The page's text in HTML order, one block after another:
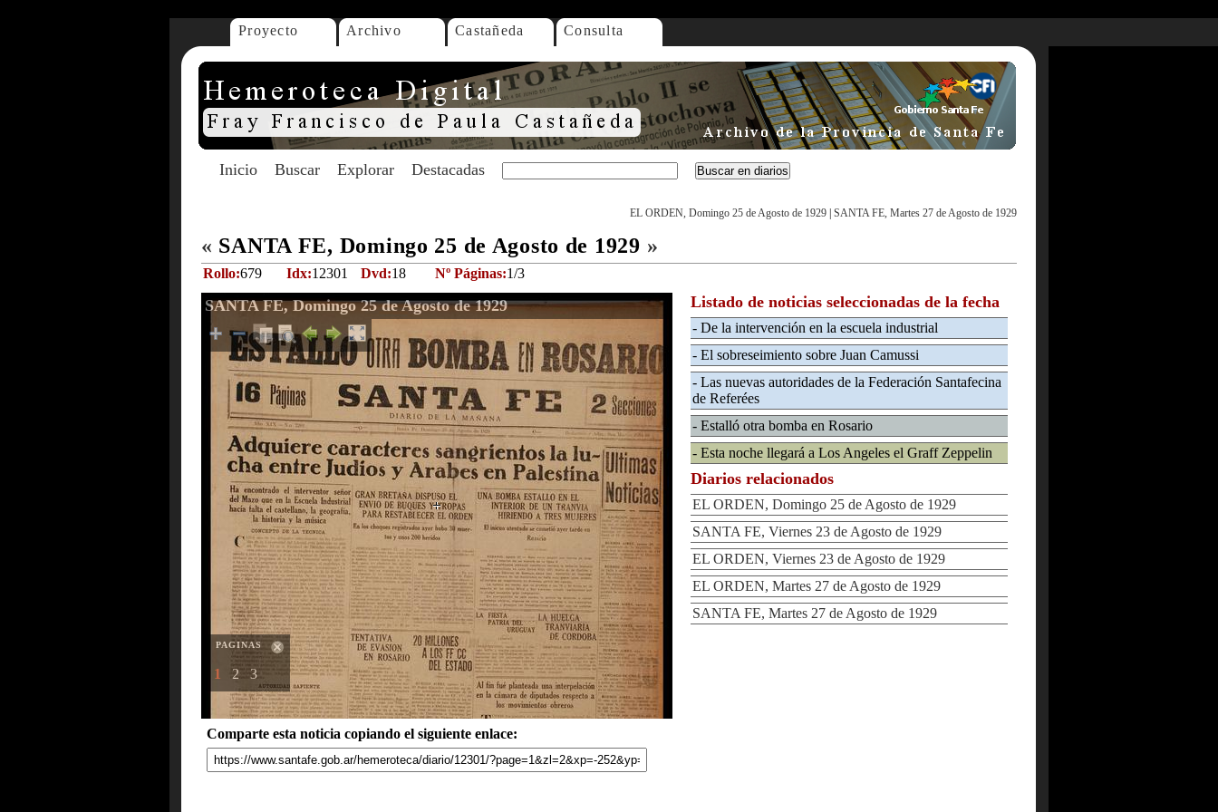
Proyecto Archivo Castañeda Consulta
Inicio Buscar Explorar Destacadas
EL ORDEN, Domingo 25 de Agosto de 1929 SANTA FE, Martes 27 de Agosto de 1929
« SANTA FE, Domingo 25 de Agosto de 1929 »
Rollo:679 Idx:12301 Dvd:18 Nº Páginas:1/3
SANTA FE, Domingo 25 de Agosto de 1929
PAGINAS
1 2 3
Comparte esta noticia copiando el siguiente enlace:
Listado de noticias seleccionadas de la fecha
- De la intervención en la escuela industrial
- El sobreseimiento sobre Juan Camussi
- Las nuevas autoridades de la Federación Santafecina
de Referées
- Estalló otra bomba en Rosario
- Esta noche llegará a Los Angeles el Graff Zeppelin
Diarios relacionados
EL ORDEN, Domingo 25 de Agosto de 1929
SANTA FE, Viernes 23 de Agosto de 1929
EL ORDEN, Viernes 23 de Agosto de 1929
EL ORDEN, Martes 27 de Agosto de 1929
SANTA FE, Martes 27 de Agosto de 1929